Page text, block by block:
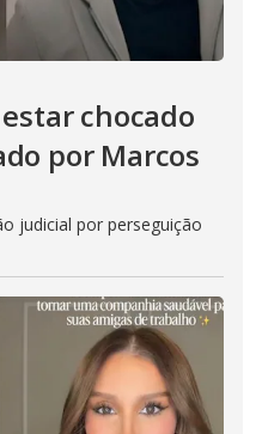
chocado
por Marcos
judicial por perseguição